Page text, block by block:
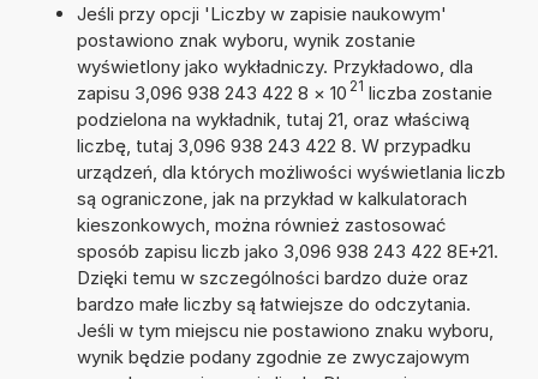
Jeśli przy opcji 'Liczby w zapisie naukowym'
postawiono znak wyboru, wynik zostanie
wyświetlony jako wykładniczy. Przykładowo, dla
zapisu 3,096 938 243 422 8 × 10 21 liczba zostanie
podzielona na wykładnik, tutaj 21, oraz właściwą
liczbę, tutaj 3,096 938 243 422 8. W przypadku
urządzeń, dla których możliwości wyświetlania liczb
są ograniczone, jak na przykład w kalkulatorach
kieszonkowych, można również zastosować
sposób zapisu liczb jako 3,096 938 243 422 8E+21.
Dzięki temu w szczególności bardzo duże oraz
bardzo małe liczby są łatwiejsze do odczytania.
Jeśli w tym miejscu nie postawiono znaku wyboru,
wynik będzie podany zgodnie ze zwyczajowym